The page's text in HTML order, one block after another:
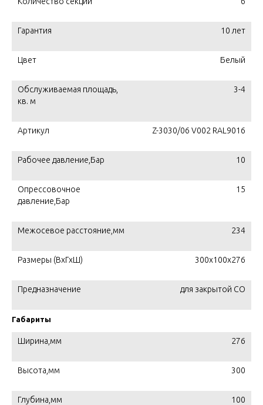
Гарантия 10 лет
Цвет Белый
Обслуживаемая площадь,
кв. м
3-4
Артикул Z-3030/06 V002 RAL9016
Рабочее давление,Бар 10
Опрессовочное
давление,Бар
15
Межосевое расстояние,мм 234
Размеры (ВхГхШ) 300х100х276
Предназначение для закрытой СО
Габариты
Ширина,мм 276
Высота,мм 300
Глубина,мм 100